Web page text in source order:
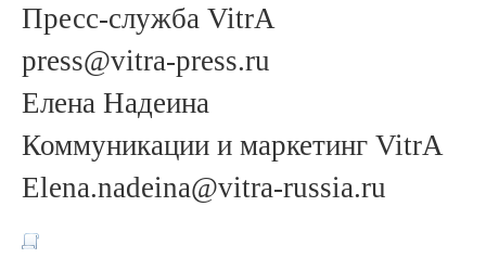
Пресс-служба VitrA
press@vitra-press.ru
Елена Надеина
Коммуникации и маркетинг VitrA
Elena.nadeina@vitra-russia.ru